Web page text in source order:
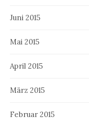
Juni 2015
Mai 2015
April 2015
März 2015
Februar 2015